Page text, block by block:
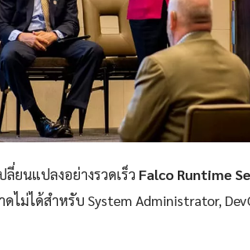
ลี่ยนแปลงอย่างรวดเร็ว Falco Runtime
ไม่ได้สำหรับ System Administrator,